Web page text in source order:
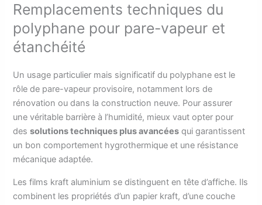
Remplacements techniques du
polyphane pour pare-vapeur et
étanchéité
Un usage particulier mais significatif du polyphane est le
rôle de pare-vapeur provisoire, notamment lors de
rénovation ou dans la construction neuve. Pour assurer
une véritable barrière à l’humidité, mieux vaut opter pour
dessolutions techniques plus avancées qui garantissent
un bon comportement hygrothermique et une résistance
mécanique adaptée.
Les films kraft aluminium se distinguent en tête d’affiche. Ils
combinent les propriétés d’un papier kraft, d’une couche